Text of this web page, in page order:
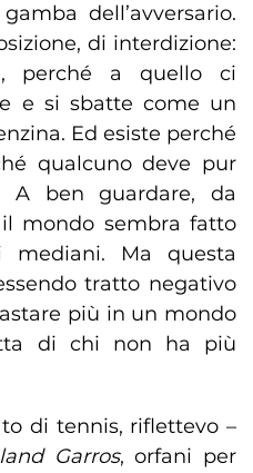
dell’avversario.
di interdizione:
perché a quello ci
e si sbatte come un
Ed esiste perché
qualcuno deve pur
A ben guardare, da
mondo sembra fatto
mediani. Ma questa
tratto negativo
più in un mondo
di chi non ha più
di tennis, riflettevo –
Garros, orfani per